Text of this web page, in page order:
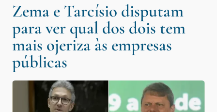
Zema e Tarcísio disputam
para ver qual dos dois tem
mais ojeriza às empresas
públicas